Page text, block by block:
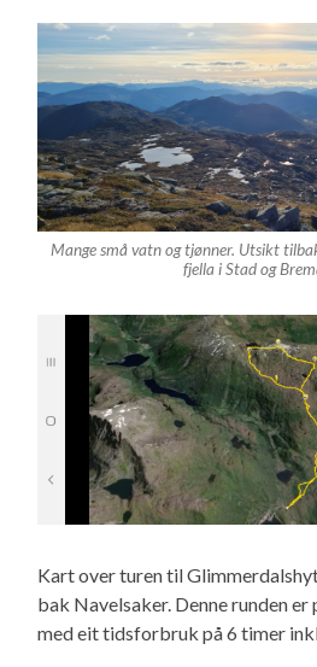
Mange små vatn og tjønner. Utsikt
fjella i Stad og
Kart over turen til
bak Navelsaker. Denne runden
med eit tidsforbruk på 6 timer